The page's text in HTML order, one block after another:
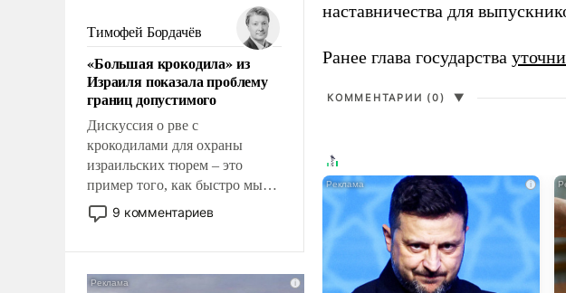
налогоплательщиков и где
Еревану за свои поступки не
нужно отвечать.
Тимофей Бордачёв
«Большая крокодила» из
Израиля показала проблему
границ допустимого
Дискуссия о рве с
крокодилами для охраны
израильских тюрем – это
пример того, как быстро мы
двигаемся по пути
революционных изменений.
псевдонаучной фантастики,
9 комментариев
наставничества для
Ранее глава государства
КОММЕНТАРИИ (0) ▼
i